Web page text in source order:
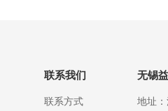
联系我们
联系方式
无锡
地址